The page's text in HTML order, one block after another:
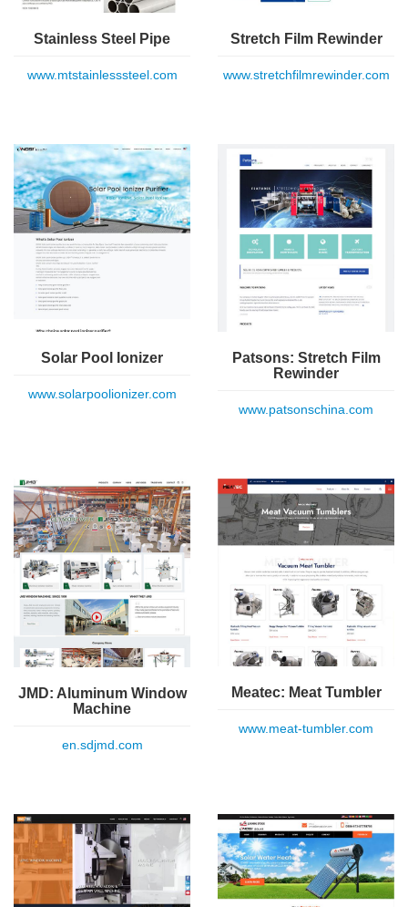
Stainless Steel Pipe
www.mtstainlesssteel.com
Stretch Film Rewinder
www.stretchfilmrewinder.com
Solar Pool Ionizer
www.solarpoolionizer.com
Patsons: Stretch Film
Rewinder
www.patsonschina.com
JMD: Aluminum Window
Machine
en.sdjmd.com
Meatec: Meat Tumbler
www.meat-tumbler.com